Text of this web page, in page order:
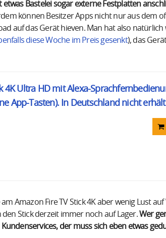
etwas Bastelei sogar externe Festplatten
können Besitzer Apps nicht nur aus dem
auf das Gerät hieven. Man hat also natürlich
diese Woche im Preis gesenkt), das
4K Ultra HD mit Alexa-
App-Tasten). In Deutschland nicht
Amazon Fire TV Stick 4K aber wenig Lust
Stick derzeit immer noch auf Lager.Wer
der muss sich eben etwas